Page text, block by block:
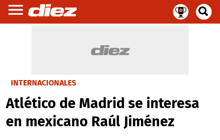
INTERNACIONALES
Atlético de Madrid se interesa
en mexicano Raúl Jiménez